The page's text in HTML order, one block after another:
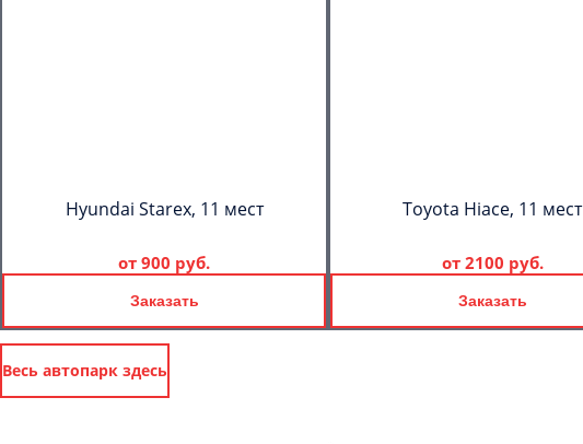
Hyundai Starex, 11 мест
от 900 руб.
Заказать
Toyota Hiace, 11 мест
от 2100 руб.
Заказать
Весь автопарк здесь